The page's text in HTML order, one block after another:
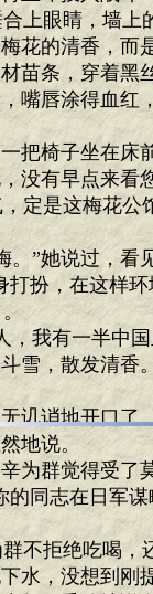
眼睛，墙上
花的清香，而
苗条，穿着黑
嘴唇涂得血红
椅子坐在床
没有早点来看
是这梅花公
”她说过，看
扮，在这样
我有一半中
雪，散发清香
讥诮地开口了
地说。
为群觉得受了
同志在日军
拒绝吃喝，
水，没想到刚